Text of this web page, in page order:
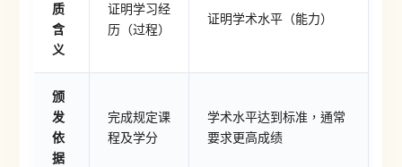
质
含
义
证明学习经
历（过程）
证明学术水平（能力）
颁
发
依
据
完成规定课
程及学分
学术水平达到标准，通常
要求更高成绩